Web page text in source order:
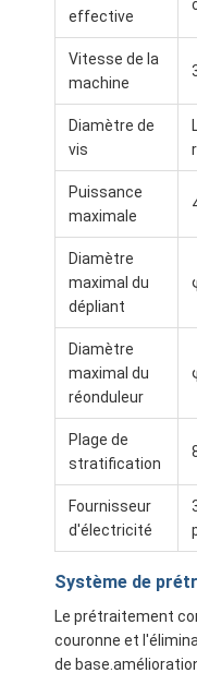
Maison
Au sujet de nous
Visite d'usine
Contrôle de qualité
Contactez-nous
Machine de
Machine de
machine de
machine en
Machine de
Machine de
effective
Vitesse de la
machine
Diamètre de
vis
Puissance
maximale
Diamètre
maximal du
dépliant
Diamètre
maximal du
réonduleur
Plage de
stratification
Fournisseur
d'électricité
Système de
Le prétraitement
couronne et
de